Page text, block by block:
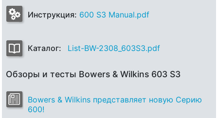
Инструкция: 600 S3 Manual.pdf
Каталог: List-BW-2308_603S3.pdf
Обзоры и тесты Bowers & Wilkins 603 S3
Bowers & Wilkins представляет новую Серию
600!